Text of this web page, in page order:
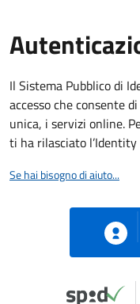
Il Sistema Pubblico di
accesso che consente
unica, i servizi online.
ti ha rilasciato l’Identity
Se hai bisogno di aiuto...